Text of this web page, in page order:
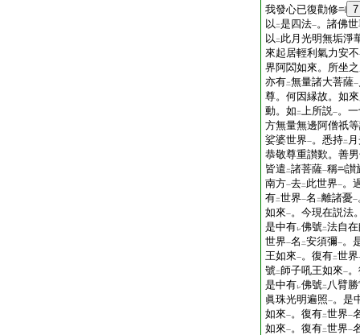
我發心已復勸修
7
以 二是四法一。諸佛
以 二 此月光明無垢淨
來起居輕利氣力安不
界阿閦如來。所坐
亦有二無量諸大菩薩一
尊。何因縁故。如
動。如 二上所説一。
方無量無邊阿僧祇
娑婆世界一。悉持二
恭敬尊重讃歎。善
皆遣 二諸菩薩一稱
讃
南方一去二 此世界一。
有二世界一名 二離諸憂一
如來一。今現在説法
是中有レ佛號二法自
世界一名 二安須彌一。
王如來一。復有二世界
號二師子吼王如來一
是中有レ佛號二 八臂
眞珠光明遍照一。是
如來一。復有二世界一
如來一。復有二世界一